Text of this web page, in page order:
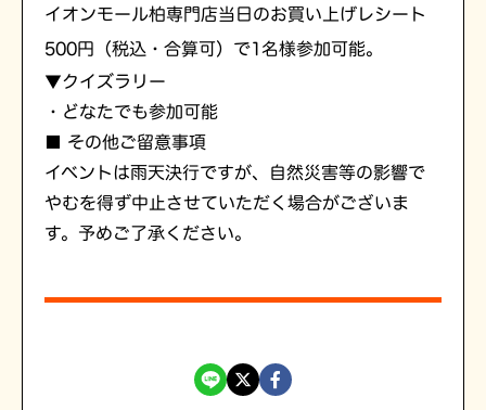
イオンモール柏専門店当日のお買い上げレシート
500円（税込・合算可）で1名様参加可能。
▼クイズラリー
・どなたでも参加可能
■ その他ご留意事項
イベントは雨天決行ですが、自然災害等の影響で
やむを得ず中止させていただく場合がございま
す。予めご了承ください。